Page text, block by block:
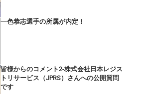
一色恭志選手の所属が内定！
皆様からのコメント2-株式会社日本レジス
トリサービス（JPRS）さんへの公開質問
です